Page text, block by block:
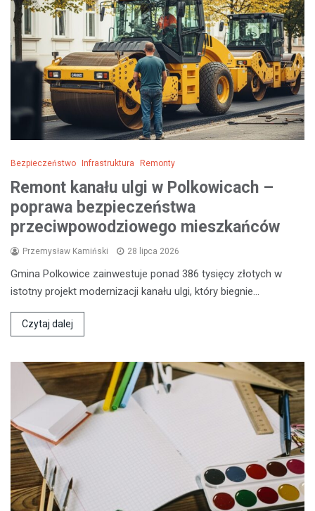
Bezpieczeństwo Infrastruktura Remonty
Remont kanału ulgi w Polkowicach –
poprawa bezpieczeństwa
przeciwpowodziowego mieszkańców
Przemysław Kamiński 28 lipca 2026
Gmina Polkowice zainwestuje ponad 386 tysięcy złotych w
istotny projekt modernizacji kanału ulgi, który biegnie…
Czytaj dalej